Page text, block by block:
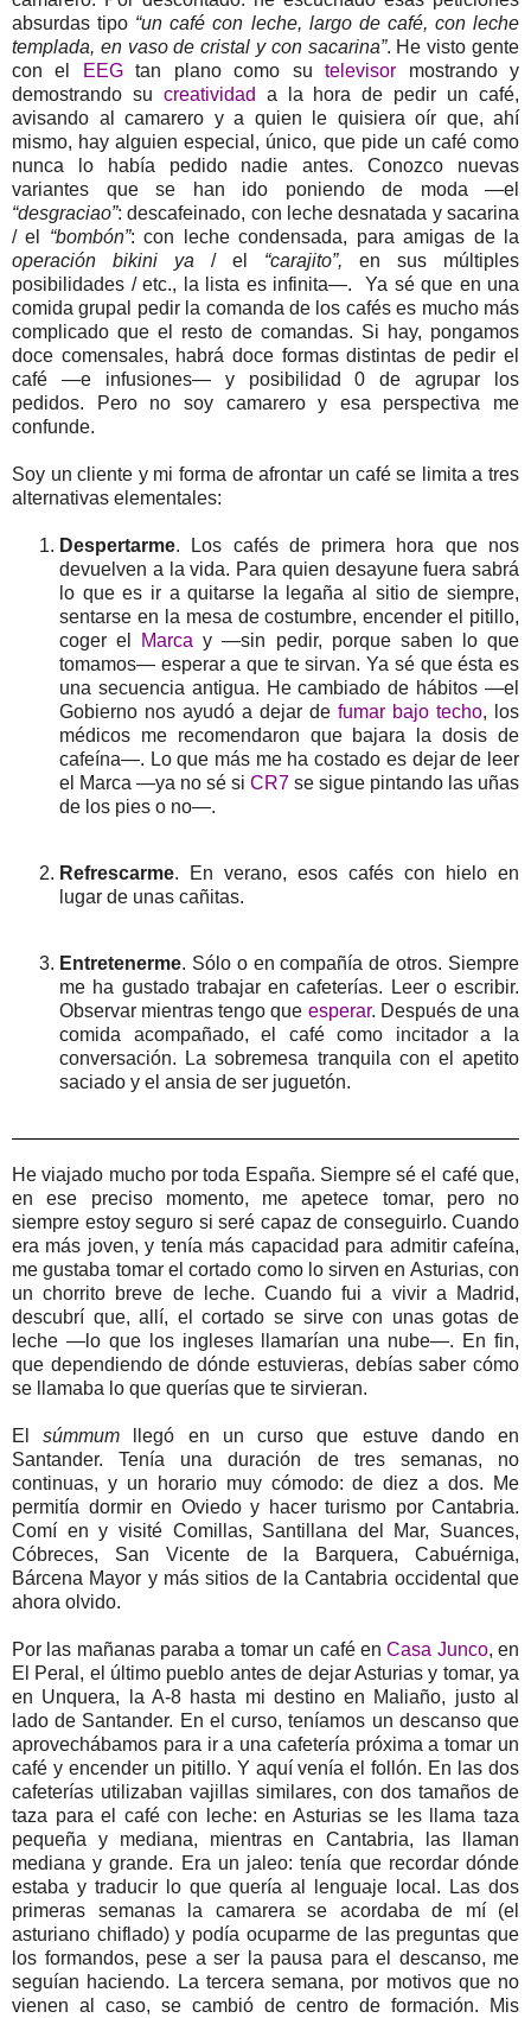
absurdas tipo “un café con leche, largo de café, con leche
templada, en vaso de cristal y con sacarina”. He visto gente
con el
EEGtan plano como sutelevisor mostrando y
demostrando su creatividad
a la hora de pedir un café,
avisando al camarero y a quien le quisiera oír que, ahí
mismo, hay alguien especial, único, que pide un café como
nunca lo había pedido nadie antes. Conozco nuevas
variantes que se han ido poniendo de moda —el
“desgraciao”: descafeinado, con leche desnatada y sacarina
/ el “bombón”: con leche condensada, para amigas de la
operación bikini ya / el “carajito”, en sus múltiples
posibilidades / etc., la lista es infinita—.
Ya sé que en una
comida grupal pedir la comanda de los cafés es mucho más
complicado que el resto de comandas. Si hay, pongamos
doce comensales, habrá doce formas distintas de pedir el
café —e infusiones— y posibilidad 0 de agrupar los
pedidos. Pero no soy camarero y esa perspectiva me
confunde.
Soy un cliente y mi forma de afrontar un café se limita a tres
alternativas elementales:
Despertarme. Los cafés de primera hora que nos
devuelven a la vida. Para quien desayune fuera sabrá
lo que es ir a quitarse la legaña al sitio de siempre,
sentarse en la mesa de costumbre, encender el pitillo,
coger el
Marca y —sin pedir, porque saben lo que
tomamos— esperar a que te sirvan. Ya sé que ésta es
una secuencia antigua. He cambiado de hábitos —el
Gobierno nos ayudó a dejar de fumar bajo techo, los
médicos me recomendaron que bajara la dosis de
cafeína—. Lo que más me ha costado es dejar de leer
el Marca —ya no sé si CR7 se sigue pintando las uñas
de los pies o no—.
Refrescarme. En verano, esos cafés con hielo en
lugar de unas cañitas.
Entretenerme. Sólo o en compañía de otros. Siempre
me ha gustado trabajar en cafeterías. Leer o escribir.
Observar mientras tengo que esperar. Después de una
comida acompañado, el café como incitador a la
conversación. La sobremesa tranquila con el apetito
saciado y el ansia de ser juguetón.
He viajado mucho por toda España. Siempre sé el café que,
en ese preciso momento, me apetece tomar, pero no
siempre estoy seguro si seré capaz de conseguirlo. Cuando
era más joven, y tenía más capacidad para admitir cafeína,
me gustaba tomar el cortado como lo sirven en Asturias, con
un chorrito breve de leche. Cuando fui a vivir a Madrid,
descubrí que, allí, el cortado se sirve con unas gotas de
leche —lo que los ingleses llamarían una nube—. En fin,
que dependiendo de dónde estuvieras, debías saber cómo
se llamaba lo que querías que te sirvieran.
Elsúmmum llegó en un curso que estuve dando en
Santander. Tenía una duración de tres semanas, no
continuas, y un horario muy cómodo: de diez a dos. Me
permitía dormir en Oviedo y hacer turismo por Cantabria.
Comí en y visité Comillas, Santillana del Mar, Suances,
Cóbreces, San Vicente de la Barquera, Cabuérniga,
Bárcena Mayor y más sitios de la Cantabria occidental que
ahora olvido.
Por las mañanas paraba a tomar un café enCasa Junco, en
El Peral, el último pueblo antes de dejar Asturias y tomar, ya
en Unquera, la A-8 hasta mi destino en Maliaño, justo al
lado de Santander. En el curso, teníamos un descanso que
aprovechábamos para ir a una cafetería próxima a tomar un
café y encender un pitillo. Y aquí venía el follón. En las dos
cafeterías utilizaban vajillas similares, con dos tamaños de
taza para el café con leche: en Asturias se les llama taza
pequeña y mediana, mientras en Cantabria, las llaman
mediana y grande. Era un jaleo: tenía que recordar dónde
estaba y traducir lo que quería al lenguaje local. Las dos
primeras semanas la camarera se acordaba de mí (el
asturiano chiflado) y podía ocuparme de las preguntas que
los formandos, pese a ser la pausa para el descanso, me
seguían haciendo. La tercera semana, por motivos que no
vienen al caso, se cambió de centro de formación. Mis